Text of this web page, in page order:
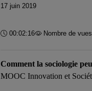
17 juin 2019
Durée :
00:02:16 Nombre de vues
Comment la sociologie
MOOC Innovation et